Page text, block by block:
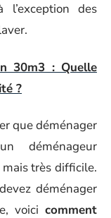
des
30m3 : Quelle
?
que déménager
déménageur
très difficile.
déménager
voici comment